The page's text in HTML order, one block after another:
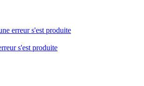
erreur s'est produite
s'est produite